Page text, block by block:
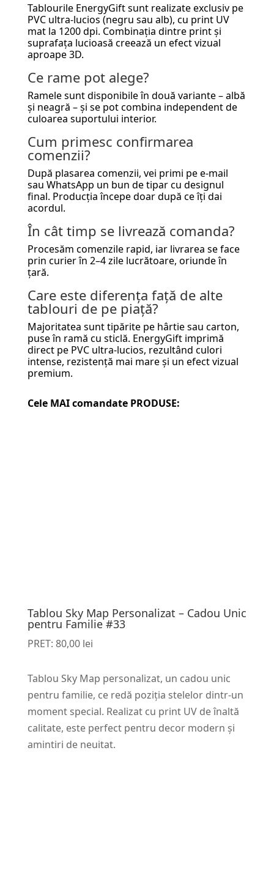
Tablourile EnergyGift sunt realizate exclusiv pe
PVC ultra-lucios (negru sau alb), cu print UV
mat la 1200 dpi. Combinația dintre print și
suprafața lucioasă creează un efect vizual
aproape 3D.
Ce rame pot alege?
Ramele sunt disponibile în două variante – albă
și neagră – și se pot combina independent de
culoarea suportului interior.
Cum primesc confirmarea
comenzii?
După plasarea comenzii, vei primi pe e-mail
sau WhatsApp un bun de tipar cu designul
final. Producția începe doar după ce îți dai
acordul.
În cât timp se livrează comanda?
Procesăm comenzile rapid, iar livrarea se face
prin curier în 2–4 zile lucrătoare, oriunde în
țară.
Care este diferența față de alte
tablouri de pe piață?
Majoritatea sunt tipărite pe hârtie sau carton,
puse în ramă cu sticlă. EnergyGift imprimă
direct pe PVC ultra-lucios, rezultând culori
intense, rezistență mai mare și un efect vizual
premium.
Cele MAI comandate PRODUSE:
Tablou Sky Map Personalizat – Cadou Unic
pentru Familie #33
PRET: 80,00 lei
Tablou Sky Map personalizat, un cadou unic
pentru familie, ce redă poziția stelelor dintr-un
moment special. Realizat cu print UV de înaltă
calitate, este perfect pentru decor modern și
amintiri de neuitat.